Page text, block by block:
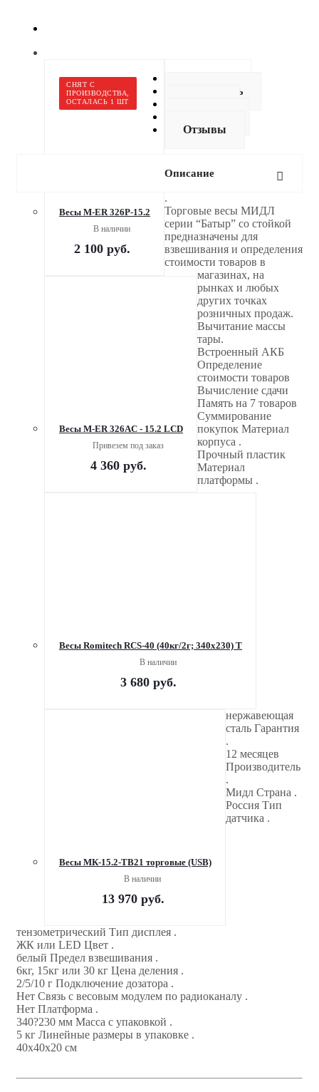
СНЯТ С
ПРОИЗВОДСТВА,
ОСТАЛАСЬ 1 ШТ
Весы M-ER 326P-15.2
В наличии
2 100 руб.
Весы M-ER 326AC - 15.2 LCD
Привезем под заказ
4 360 руб.
Весы Romitech RCS-40 (40кг/2г; 340х230) Т
В наличии
3 680руб.
Весы МК-15.2-ТВ21 торговые (USB)
В наличии
13 970руб.
Как купить
Отзывы
Описание
.
Торговые весы МИДЛ
серии “Батыр” со стойкой
предназначены для
взвешивания и определения
стоимости товаров в
магазинах, на
рынках и любых
других точках
розничных продаж.
Вычитание массы
тары.
Встроенный АКБ
Определение
стоимости товаров
Вычисление сдачи
Память на 7 товаров
Суммирование
покупок Материал
корпуса .
Прочный пластик
Материал
платформы .
нержавеющая
сталь Гарантия
.
12 месяцев
Производитель
.
Мидл Страна .
Россия Тип
датчика .
тензометрический Тип дисплея .
ЖК или LED Цвет .
белый Предел взвешивания .
6кг, 15кг или 30 кг Цена деления .
2/5/10 г Подключение дозатора .
Нет Связь с весовым модулем по радиоканалу .
Нет Платформа .
340?230 мм Масса с упаковкой .
5 кг Линейные размеры в упаковке .
40x40x20 см